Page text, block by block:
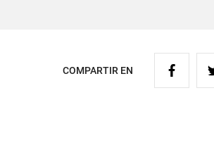
COMPARTIR EN